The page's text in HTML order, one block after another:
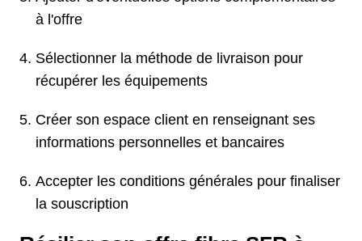
à l'offre
Sélectionner la méthode de livraison pour
récupérer les équipements
Créer son espace client en renseignant ses
informations personnelles et bancaires
Accepter les conditions générales pour finaliser
la souscription